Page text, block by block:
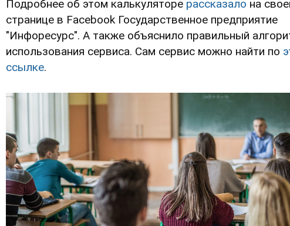
Подробнее об этом калькуляторе рассказало на
странице в Facebook Государственное предприятие
"Инфоресурс". А также объяснило правильный
использования сервиса. Сам сервис можно найти по
ссылке.